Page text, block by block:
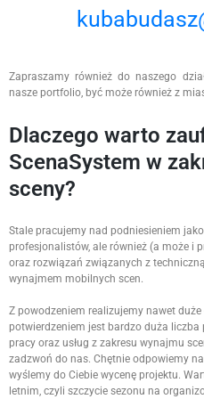
Zapraszamy również do naszego
nasze portfolio, być może również z
Dlaczego warto
ScenaSystem w
sceny?
Stale pracujemy nad podniesieniem
profesjonalistów, ale również (a może i
oraz rozwiązań związanych z
wynajmem mobilnych scen.
Z powodzeniem realizujemy nawet duże
potwierdzeniem jest bardzo duża
pracy oraz usług z zakresu wynajmu
zadzwoń do nas. Chętnie odpowiemy
wyślemy do Ciebie wycenę projektu.
letnim, czyli szczycie sezonu na